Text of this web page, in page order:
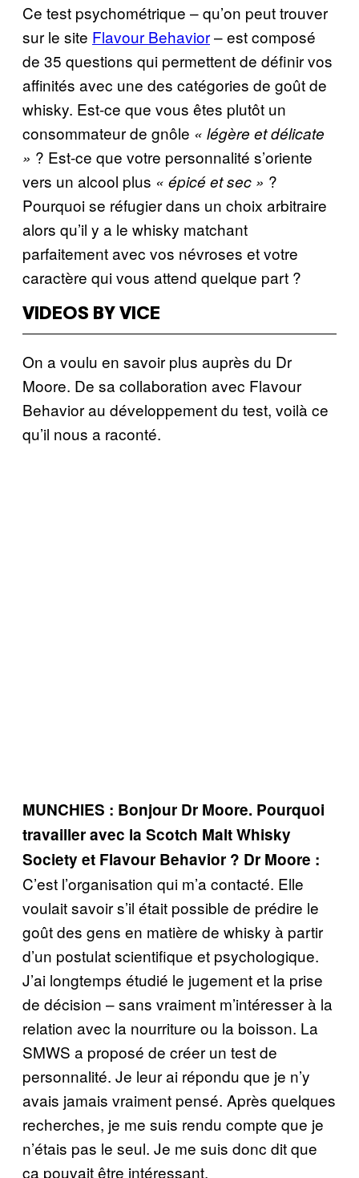
Ce test psychométrique – qu’on peut trouver
sur le site Flavour Behavior– est composé
de 35 questions qui permettent de définir vos
affinités avec une des catégories de goût de
whisky. Est-ce que vous êtes plutôt un
consommateur de gnôle « légère et délicate
» ? Est-ce que votre personnalité s’oriente
vers un alcool plus « épicé et sec » ?
Pourquoi se réfugier dans un choix arbitraire
alors qu’il y a le whisky matchant
parfaitement avec vos névroses et votre
caractère qui vous attend quelque part ?
VIDEOS BY VICE
On a voulu en savoir plus auprès du Dr
Moore. De sa collaboration avec Flavour
Behavior au développement du test, voilà ce
qu’il nous a raconté.
MUNCHIES : Bonjour Dr Moore. Pourquoi
travailler avec la Scotch Malt Whisky
Society et Flavour Behavior ? Dr Moore :
C’est l’organisation qui m’a contacté. Elle
voulait savoir s’il était possible de prédire le
goût des gens en matière de whisky à partir
d’un postulat scientifique et psychologique.
J’ai longtemps étudié le jugement et la prise
de décision – sans vraiment m’intéresser à la
relation avec la nourriture ou la boisson. La
SMWS a proposé de créer un test de
personnalité. Je leur ai répondu que je n’y
avais jamais vraiment pensé. Après quelques
recherches, je me suis rendu compte que je
n’étais pas le seul. Je me suis donc dit que
ça pouvait être intéressant.